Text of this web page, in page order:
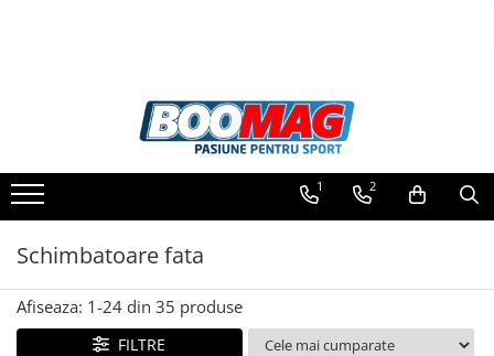
Biciclete copii
Biciclete electrice
Biciclete de oras
1 2
Schimbatoare fata
Afiseaza: 1-24 din 35 produse
FILTRE